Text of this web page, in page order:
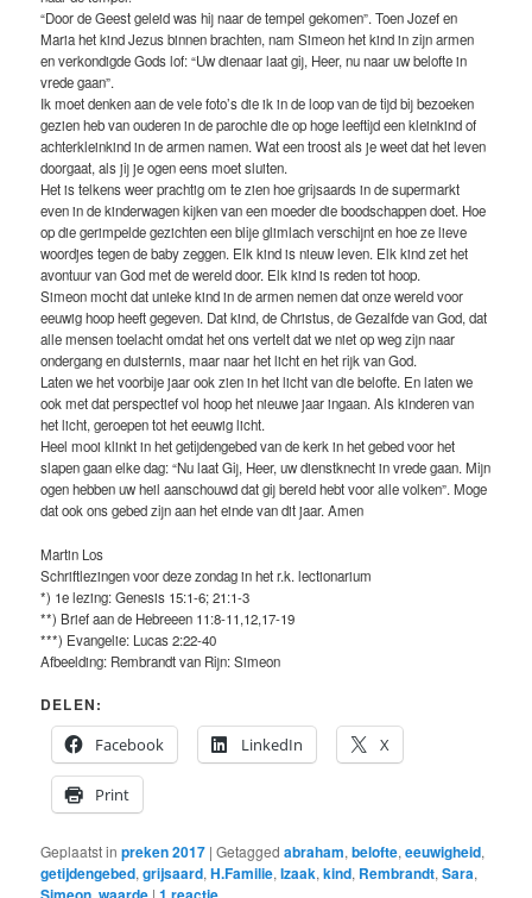
“Door de Geest geleid was hij naar de tempel gekomen”. Toen Jozef en
Maria het kind Jezus binnen brachten, nam Simeon het kind in zijn armen
en verkondigde Gods lof: “Uw dienaar laat gij, Heer, nu naar uw belofte in
vrede gaan”.
Ik moet denken aan de vele foto’s die ik in de loop van de tijd bij bezoeken
gezien heb van ouderen in de parochie die op hoge leeftijd een kleinkind of
achterkleinkind in de armen namen. Wat een troost als je weet dat het leven
doorgaat, als jij je ogen eens moet sluiten.
Het is telkens weer prachtig om te zien hoe grijsaards in de supermarkt
even in de kinderwagen kijken van een moeder die boodschappen doet. Hoe
op die gerimpelde gezichten een blije glimlach verschijnt en hoe ze lieve
woordjes tegen de baby zeggen. Elk kind is nieuw leven. Elk kind zet het
avontuur van God met de wereld door. Elk kind is reden tot hoop.
Simeon mocht dat unieke kind in de armen nemen dat onze wereld voor
eeuwig hoop heeft gegeven. Dat kind, de Christus, de Gezalfde van God, dat
alle mensen toelacht omdat het ons vertelt dat we niet op weg zijn naar
ondergang en duisternis, maar naar het licht en het rijk van God.
Laten we het voorbije jaar ook zien in het licht van die belofte. En laten we
ook met dat perspectief vol hoop het nieuwe jaar ingaan. Als kinderen van
het licht, geroepen tot het eeuwig licht.
Heel mooi klinkt in het getijdengebed van de kerk in het gebed voor het
slapen gaan elke dag: “Nu laat Gij, Heer, uw dienstknecht in vrede gaan. Mijn
ogen hebben uw heil aanschouwd dat gij bereid hebt voor alle volken”. Moge
dat ook ons gebed zijn aan het einde van dit jaar. Amen
Martin Los
Schriftlezingen voor deze zondag in het r.k. lectionarium
*) 1e lezing: Genesis 15:1-6; 21:1-3
**) Brief aan de Hebreeen 11:8-11,12,17-19
***) Evangelie: Lucas 2:22-40
Afbeelding: Rembrandt van Rijn: Simeon
DELEN:
Facebook
LinkedIn X
Print
Geplaatst in preken 2017 |Getagged abraham,belofte,eeuwigheid,
getijdengebed,grijsaard,H.Familie,Izaak,kind, Rembrandt,Sara,
, |